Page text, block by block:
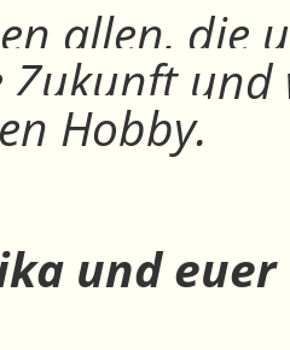
allen, die
Zukunft
Hobby.
und